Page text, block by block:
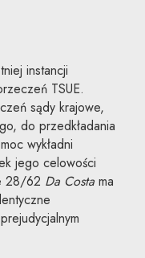
instancji
TSUE.
sądy krajowe,
do przedkładania
wykładni
jego celowości
28/62 Da Costama